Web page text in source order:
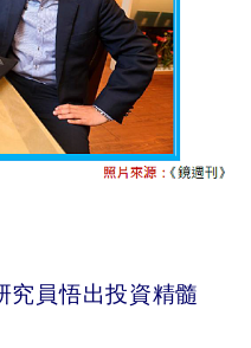
究員悟出投資精髓